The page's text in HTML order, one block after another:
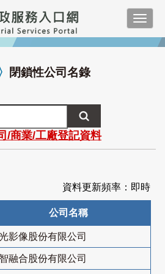
閉鎖性公司名錄
/商業/工廠登記資料
資料更新頻率：即時
公司名稱
影像股份有限公司
融合股份有限公司